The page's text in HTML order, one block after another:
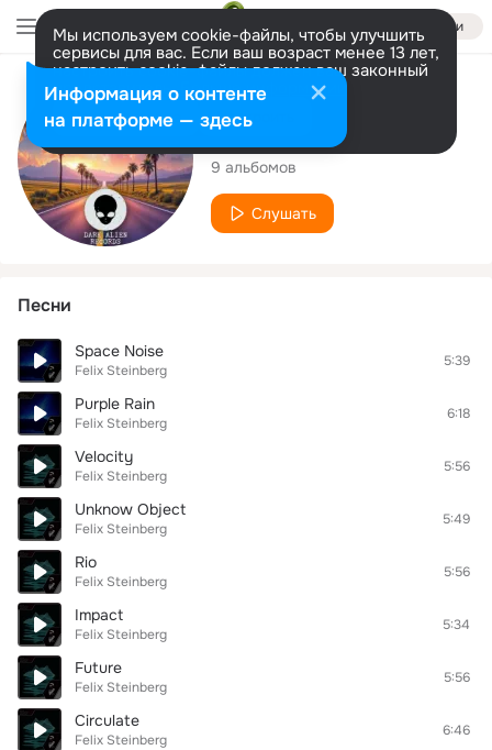
Войти
Мы используем cookie-файлы, чтобы улучшить
сервисы для вас. Если ваш возраст менее 13 лет,
настроить cookie-файлы должен ваш законный
представитель. Больше информации
Разрешить все Настроить
Исполнитель
Felix Steinberg
9 альбомов
Слушать
Песни
Space Noise
Felix Steinberg
5:39
Purple Rain
Felix Steinberg
6:18
Velocity
Felix Steinberg
5:56
Unknow Object
Felix Steinberg
5:49
Rio
Felix Steinberg
5:56
Impact
Felix Steinberg
5:34
Future
Felix Steinberg
5:56
Circulate
Felix Steinberg
6:46
Информация о контенте
на платформе — здесь